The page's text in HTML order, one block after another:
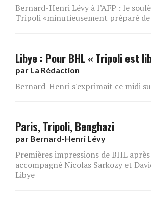
Bernard-Henri Lévy à l’AFP : le
Tripoli «minutieusement préparé
Libye : Pour BHL « Tripoli est
par La Rédaction
Bernard-Henri s'exprimait ce midi
Paris, Tripoli, Benghazi
par Bernard-Henri Lévy
Premières impressions de BHL
accompagné Nicolas Sarkozy et
Libye